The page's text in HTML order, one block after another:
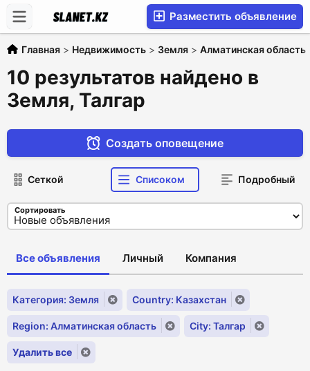
Разместить объявление
Главная > Недвижимость > Земля > Алматинская область
10 результатов найдено в
Земля, Талгар
Создать оповещение
Сеткой Списоком Подробный
Сортировать
Все объявления Личный Компания
Категория: Земля Country: Казахстан
Region: Алматинская область City: Талгар
Удалить все